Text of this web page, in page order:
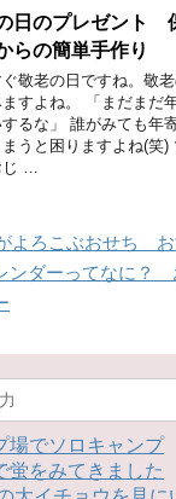
日のプレゼント
らの簡単手作り
ぐ敬老の日ですね。敬
すよね。 「まだまだ
するな」 誰がみても年
うと困りますよね(笑)
…
よろこぶおせち お
ンダーってなに？
場でソロキャンプ
蛍をみてきました